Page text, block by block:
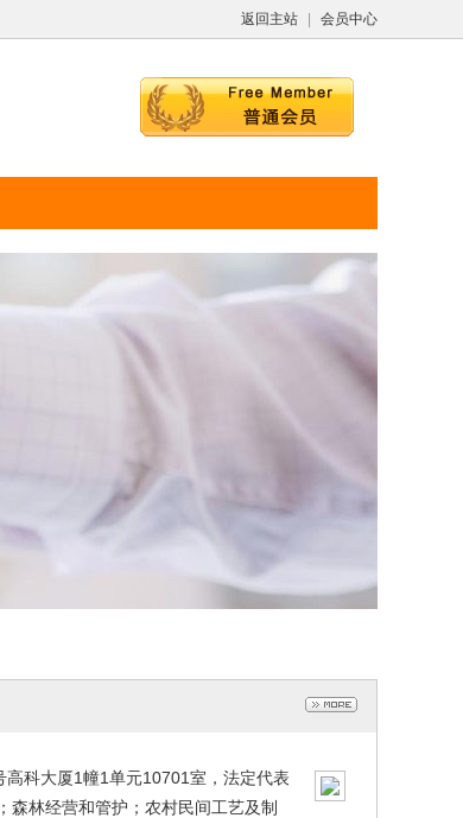
返回主站 会员中心
科大厦1幢1单元10701室，法定代表
森林经营和管护；农村民间工艺及制